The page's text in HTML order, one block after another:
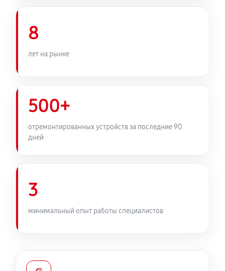
8
лет на рынке
500+
отремонтированных устройств за последние 90
дней
3
минимальный опыт работы специалистов